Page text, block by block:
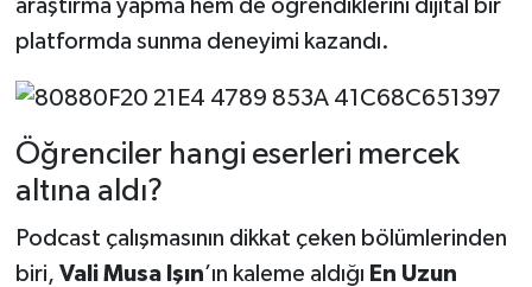
araştırma yapma hem de öğrendiklerini dijital bir
platformda sunma deneyimi kazandı.
Öğrenciler hangi eserleri mercek
altına aldı?
Podcast çalışmasının dikkat çeken bölümlerinden
biri, Vali Musa Işın’ın kaleme aldığı En Uzun